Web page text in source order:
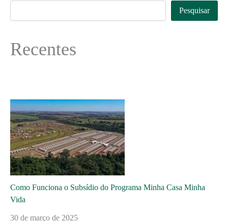
Pesquisar
Recentes
Como Funciona o Subsídio do Programa Minha Casa Minha
Vida
30 de março de 2025